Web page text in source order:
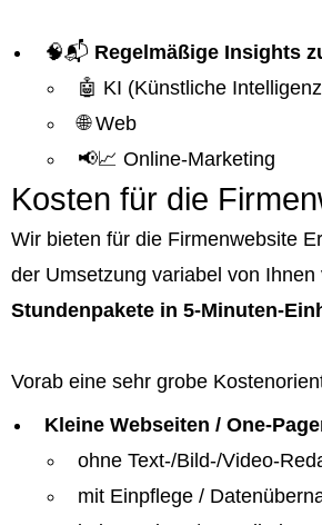
🧠📬 Regelmäßige Insights
🤖 KI (Künstliche
🌐 Web
📢📈 Online-Marketing
Kosten für die
Wir bieten für die Firmenwebsite
der Umsetzung variabel von
Stundenpakete in 5-Minuten-
Vorab eine sehr grobe
Kleine Webseiten / One-
ohne Text-/Bild-/Video-
mit Einpflege /